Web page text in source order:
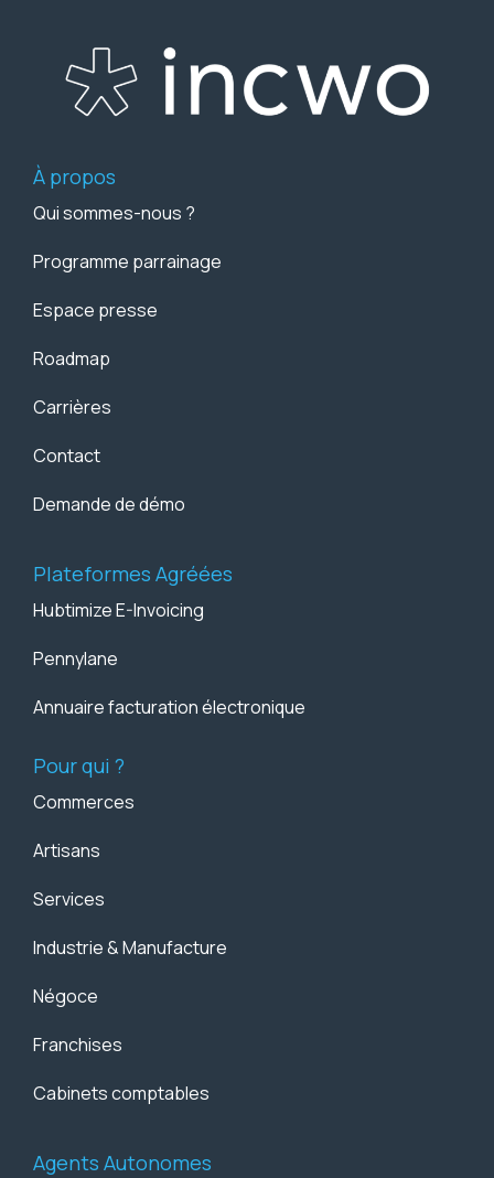
À propos
Qui sommes-nous ?
Programme parrainage
Espace presse
Roadmap
Carrières
Contact
Demande de démo
Plateformes Agréées
Hubtimize E-Invoicing
Pennylane
Annuaire facturation électronique
Pour qui ?
Commerces
Artisans
Services
Industrie & Manufacture
Négoce
Franchises
Cabinets comptables
Agents Autonomes